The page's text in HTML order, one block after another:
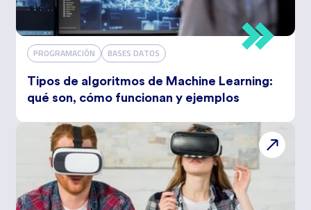
PROGRAMACIÓN BASES DATOS
Tipos de algoritmos de Machine Learning:
qué son, cómo funcionan y ejemplos